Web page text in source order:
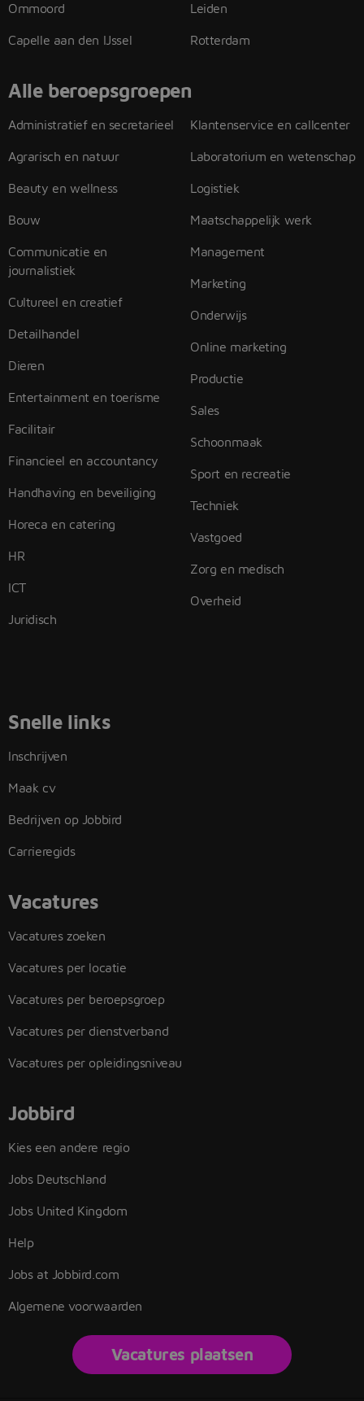
Ommoord
Capelle aan den IJssel
Leiden
Rotterdam
Alle beroepsgroepen
Administratief en secretarieel
Agrarisch en natuur
Beauty en wellness
Bouw
Communicatie en
journalistiek
Cultureel en creatief
Detailhandel
Dieren
Entertainment en toerisme
Facilitair
Financieel en accountancy
Handhaving en beveiliging
Horeca en catering
HR
ICT
Juridisch
Klantenservice en callcenter
Laboratorium en wetenschap
Logistiek
Maatschappelijk werk
Management
Marketing
Onderwijs
Online marketing
Productie
Sales
Schoonmaak
Sport en recreatie
Techniek
Vastgoed
Zorg en medisch
Overheid
Snelle links
Inschrijven
Maak cv
Bedrijven op Jobbird
Carrieregids
Vacatures
Vacatures zoeken
Vacatures per locatie
Vacatures per beroepsgroep
Vacatures per dienstverband
Vacatures per opleidingsniveau
Jobbird
Kies een andere regio
Jobs Deutschland
Jobs United Kingdom
Help
Jobs at Jobbird.com
Algemene voorwaarden
Vacatures plaatsen